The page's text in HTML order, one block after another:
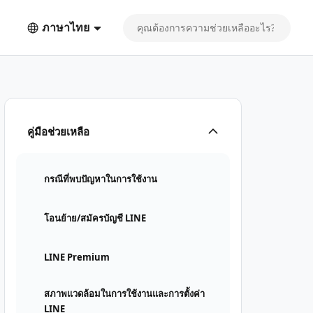
ภาษาไทย
คู่มือช่วยเหลือ
กรณีที่พบปัญหาในการใช้งาน
โอนย้าย/สมัครบัญชี LINE
LINE Premium
สภาพแวดล้อมในการใช้งานและการตั้งค่า
LINE